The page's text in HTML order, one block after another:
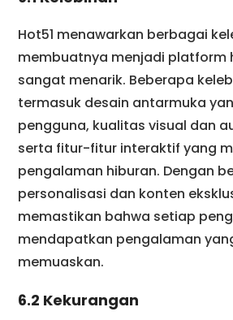
Hot51 menawarkan berbagai
membuatnya menjadi platform
sangat menarik. Beberapa
termasuk desain antarmuka
pengguna, kualitas visual dan
serta fitur-fitur interaktif yang
pengalaman hiburan. Dengan
personalisasi dan konten
memastikan bahwa setiap
mendapatkan pengalaman
memuaskan.
6.2 Kekurangan